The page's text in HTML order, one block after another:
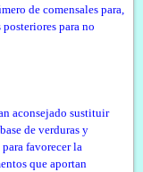
de comensales para,
para no
aconsejado sustituir
de verduras y
favorecer la
que aportan